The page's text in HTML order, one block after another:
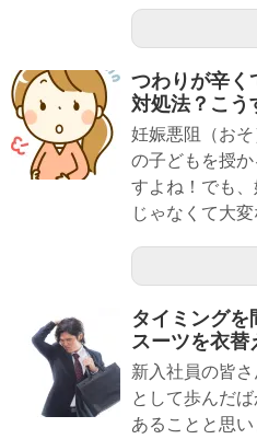
つわりが辛く
対処法？こう
妊娠悪阻（お
の子どもを授
すよね！でも
じゃなくて大変
タイミングを
スーツを衣替
新入社員の皆
として歩んだ
あることと思